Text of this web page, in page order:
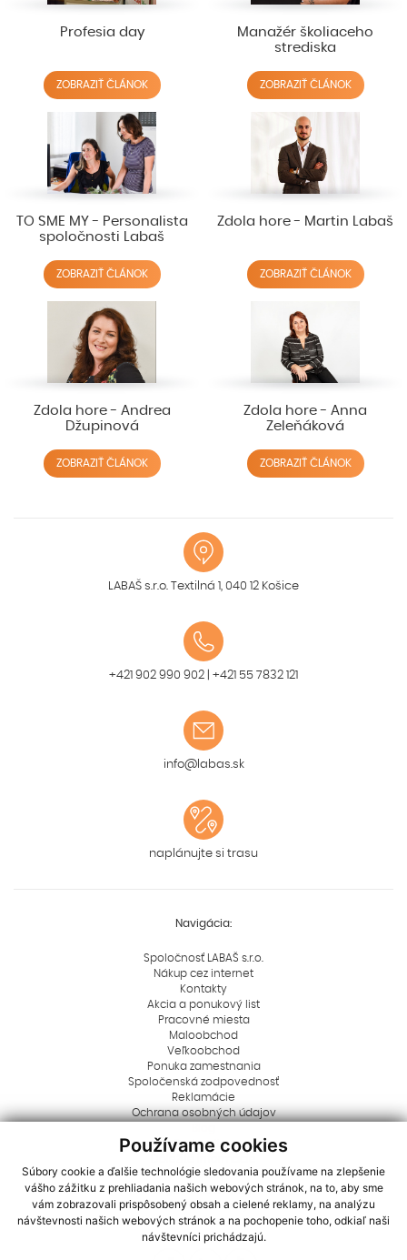
Používame cookies
Súbory cookie a ďalšie technológie sledovania používame na zlepšenie
vášho zážitku z prehliadania našich webových stránok, na to, aby sme
vám zobrazovali prispôsobený obsah a cielené reklamy, na analýzu
návštevnosti našich webových stránok a na pochopenie toho, odkiaľ naši
návštevníci prichádzajú.
Profesia day
ZOBRAZIŤ ČLÁNOK
Manažér školiaceho
strediska
ZOBRAZIŤ ČLÁNOK
TO SME MY - Personalista
spoločnosti Labaš
ZOBRAZIŤ ČLÁNOK
Zdola hore - Martin Labaš
ZOBRAZIŤ ČLÁNOK
Zdola hore - Andrea
Džupinová
ZOBRAZIŤ ČLÁNOK
Zdola hore - Anna
Zeleňáková
ZOBRAZIŤ ČLÁNOK
LABAŠ s.r.o. Textilná 1, 040 12 Košice
+421 902 990 902 +421 55 7832 121
info@labas.sk
naplánujte si trasu
Navigácia:
Spoločnosť LABAŠ s.r.o.
Nákup cez internet
Kontakty
Akcia a ponukový list
Pracovné miesta
Maloobchod
Veľkoobchod
Ponuka zamestnania
Spoločenská zodpovednosť
Reklamácie
Ochrana osobných údajov
Rady a tipy
Aktuality
Logá na stiahnutie
Dôležité oznamy
Cookies